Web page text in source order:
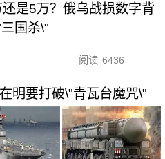
是5万？俄乌战损数字背
国杀\"
阅读 6436
明要打破\"青瓦台魔咒\"